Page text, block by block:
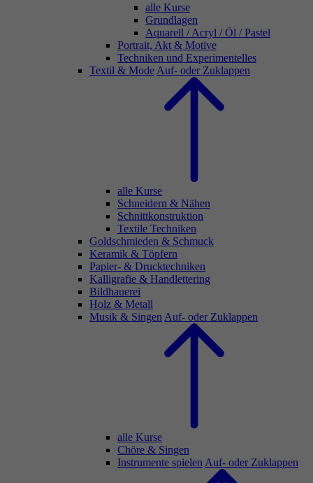
alle Kurse
Grundlagen
Aquarell / Acryl / Öl / Pastel
Portrait, Akt & Motive
Techniken und Experimentelles
Textil & Mode Auf- oder Zuklappen
alle Kurse
Schneidern & Nähen
Schnittkonstruktion
Textile Techniken
Goldschmieden & Schmuck
Keramik & Töpfern
Papier- & Drucktechniken
Kalligrafie & Handlettering
Bildhauerei
Holz & Metall
Musik & Singen Auf- oder Zuklappen
alle Kurse
Chöre & Singen
Instrumente spielen Auf- oder Zuklappen